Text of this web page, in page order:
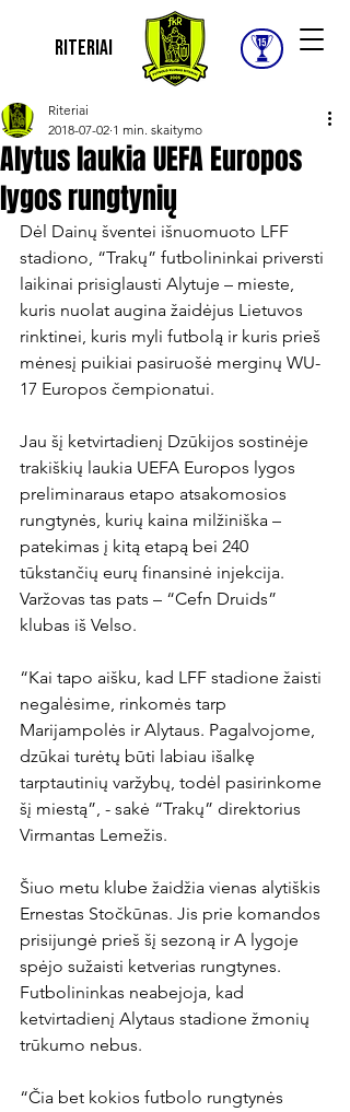
Riteriai
Alytus laukia UEFA Europos
lygos rungtynių
Riteriai
2018-07-02 1 min. skaitymo
Dėl Dainų šventei išnuomuoto LFF
stadiono, “Trakų” futbolininkai priversti
laikinai prisiglausti Alytuje – mieste,
kuris nuolat augina žaidėjus Lietuvos
rinktinei, kuris myli futbolą ir kuris prieš
mėnesį puikiai pasiruošė merginų WU-
17 Europos čempionatui.
Jau šį ketvirtadienį Dzūkijos sostinėje
trakiškių laukia UEFA Europos lygos
preliminaraus etapo atsakomosios
rungtynės, kurių kaina milžiniška –
patekimas į kitą etapą bei 240
tūkstančių eurų finansinė injekcija.
Varžovas tas pats – “Cefn Druids”
klubas iš Velso.
“Kai tapo aišku, kad LFF stadione žaisti
negalėsime, rinkomės tarp
Marijampolės ir Alytaus. Pagalvojome,
dzūkai turėtų būti labiau išalkę
tarptautinių varžybų, todėl pasirinkome
šį miestą”, - sakė “Trakų” direktorius
Virmantas Lemežis.
Šiuo metu klube žaidžia vienas alytiškis
Ernestas Stočkūnas. Jis prie komandos
prisijungė prieš šį sezoną ir A lygoje
spėjo sužaisti ketverias rungtynes.
Futbolininkas neabejoja, kad
ketvirtadienį Alytaus stadione žmonių
trūkumo nebus.
“Čia bet kokios futbolo rungtynės